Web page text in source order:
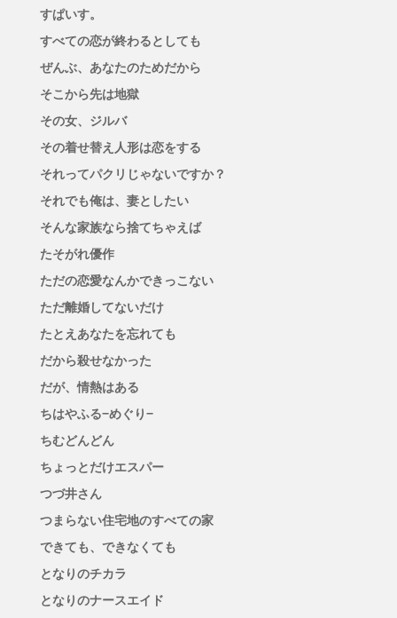
すぱいす。
すべての恋が終わるとしても
ぜんぶ、あなたのためだから
そこから先は地獄
その女、ジルバ
その着せ替え人形は恋をする
それってパクリじゃないですか？
それでも俺は、妻としたい
そんな家族なら捨てちゃえば
たそがれ優作
ただの恋愛なんかできっこない
ただ離婚してないだけ
たとえあなたを忘れても
だから殺せなかった
だが、情熱はある
ちはやふる−めぐり−
ちむどんどん
ちょっとだけエスパー
つづ井さん
つまらない住宅地のすべての家
できても、できなくても
となりのチカラ
となりのナースエイド